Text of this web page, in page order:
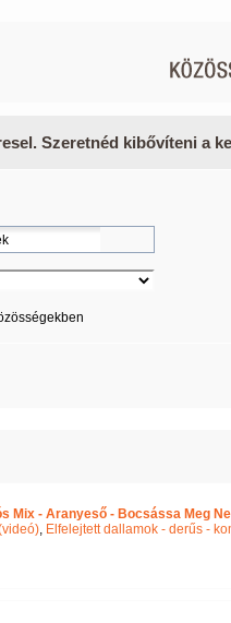
Szeretnéd kibővíteni a
Mix - Aranyeső - Bocsássa Meg
, Elfelejtett dallamok - derűs -